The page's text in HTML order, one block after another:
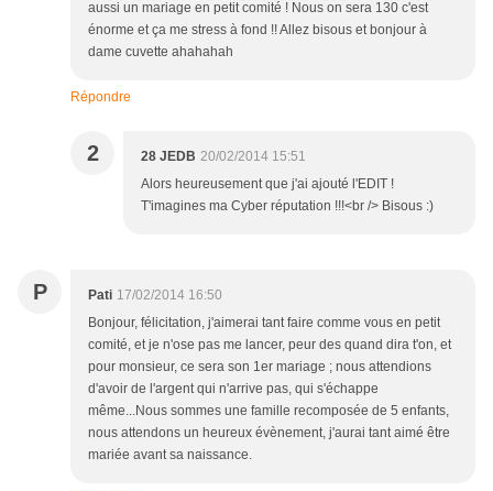
aussi un mariage en petit comité ! Nous on sera 130 c'est
énorme et ça me stress à fond !! Allez bisous et bonjour à
dame cuvette ahahahah
Répondre
2 28 JEDB 20/02/2014 15:51
Alors heureusement que j'ai ajouté l'EDIT !
T'imagines ma Cyber réputation !!!<br /> Bisous :)
P Pati 17/02/2014 16:50
Bonjour, félicitation, j'aimerai tant faire comme vous en petit
comité, et je n'ose pas me lancer, peur des quand dira t'on, et
pour monsieur, ce sera son 1er mariage ; nous attendions
d'avoir de l'argent qui n'arrive pas, qui s'échappe
même...Nous sommes une famille recomposée de 5 enfants,
nous attendons un heureux évènement, j'aurai tant aimé être
mariée avant sa naissance.